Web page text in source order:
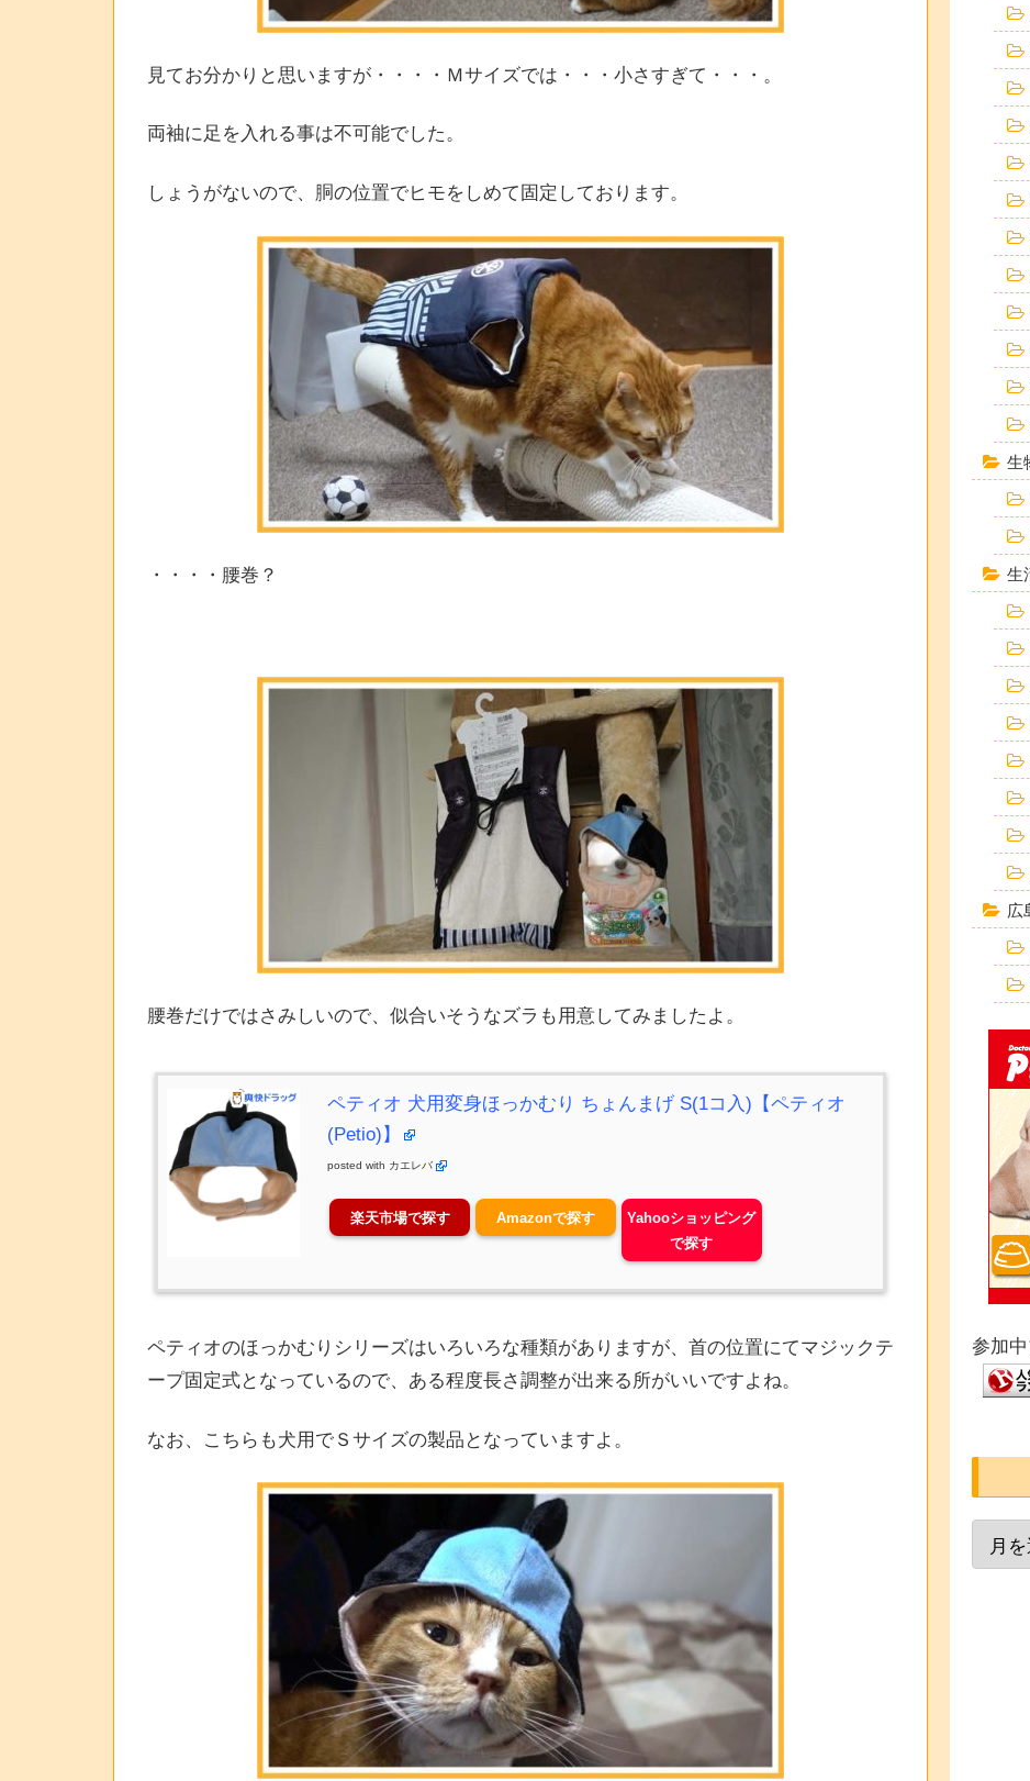
見てお分かりと思いますが・・・・Ｍサイズでは・・・小さすぎて・・・。
両袖に足を入れる事は不可能でした。
しょうがないので、胴の位置でヒモをしめて固定しております。
・・・・腰巻？
腰巻だけではさみしいので、似合いそうなズラも用意してみましたよ。
ペティオ 犬用変身ほっかむり ちょんまげ S(1コ入)【ペティオ
(Petio)】
posted with カエレバ
楽天市場で探す Amazonで探す
Yahooショッピング
で探す
ペティオのほっかむりシリーズはいろいろな種類がありますが、首の位置にてマジックテ
ープ固定式となっているので、ある程度長さ調整が出来る所がいいですよね。
なお、こちらも犬用でＳサイズの製品となっていますよ。
生
生
広
参加